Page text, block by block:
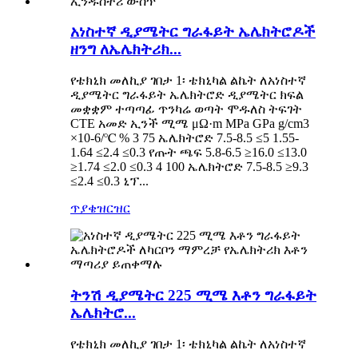
አነስተኛ ዲያሜትር ግራፋይት ኤሌክትሮዶች
ዘንግ ለኤሌክትሪክ...
የቴክኒክ መለኪያ ገበታ 1፡ ቴክኒካል ልኬት ለአነስተኛ
ዲያሜትር ግራፋይት ኤሌክትሮድ ዲያሜትር ክፍል
መቋቋም ተጣጣፊ ጥንካሬ ወጣት ሞዱለስ ትፍገት
CTE አመድ ኢንች ሚሜ μΩ·m MPa GPa g/cm3
×10-6/℃ % 3 75 ኤሌክትሮድ 7.5-8.5 ≤5 1.55-
1.64 ≤2.4 ≤0.3 የጡት ጫፍ 5.8-6.5 ≥16.0 ≤13.0
≥1.74 ≤2.0 ≤0.3 4 100 ኤሌክትሮድ 7.5-8.5 ≥9.3
≤2.4 ≤0.3 ኒፕ...
ጥያቄዝርዝር
ትንሽ ዲያሜትር 225 ሚሜ እቶን ግራፋይት
ኤሌክትሮ...
የቴክኒክ መለኪያ ገበታ 1፡ ቴክኒካል ልኬት ለአነስተኛ